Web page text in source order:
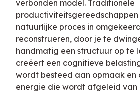
verbonden model. Traditionele
natuurlijke proces in
reconstrueren, door je te
handmatig een structuur op te
creëert een cognitieve
wordt besteed aan opmaak en
energie die wordt afgeleid van